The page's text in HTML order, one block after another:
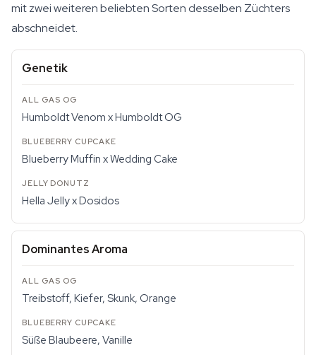
mit zwei weiteren beliebten Sorten desselben Züchters
abschneidet.
Genetik
Humboldt Venom x Humboldt OG
Blueberry Muffin x Wedding Cake
Hella Jelly x Dosidos
Dominantes Aroma
Treibstoff, Kiefer, Skunk, Orange
Süße Blaubeere, Vanille